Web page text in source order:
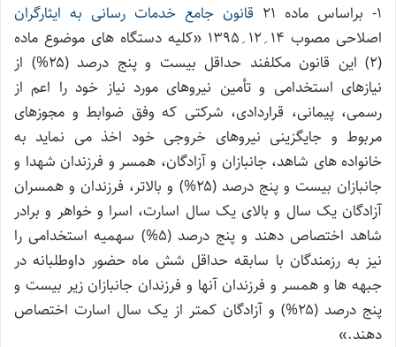
۱- براساس ماده ۲۱
قانون جامع خدمات‌ رسانی به ایثارگران
اصلاحی مصوب ۱۴؍۱۲؍۱۳۹۵ «کلیه دستگاه های موضوع ماده
(۲) این قانون مکلفند حداقل بیست و پنج درصد (۲۵%) از
نیازهای استخدامی و تأمین نیروهای مورد نیاز خود را اعم از
رسمی، پیمانی، قراردادی، شرکتی که وفق ضوابط و مجوزهای
مربوط و جایگزینی نیروهای خروجی خود اخذ می‌ نماید به
خانواده‌ های شاهد، جانبازان و آزادگان، همسر و فرزندان شهدا و
جانبازان بیست و پنج درصد (۲۵%) و بالاتر، فرزندان و همسران
آزادگان یک‌ سال و بالای یک‌ سال اسارت، اسرا و خواهر و برادر
شاهد اختصاص دهند و پنج درصد (۵%) سهمیه استخدامی را
نیز به رزمندگان با سابقه حداقل شش ماه حضور داوطلبانه در
جبهه ها و همسر و فرزندان آنها و فرزندان جانبازان زیر بیست و
پنج درصد (۲۵%) و آزادگان کمتر از یک سال اسارت اختصاص
دهند.»